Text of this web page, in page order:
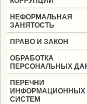
НЕФОРМАЛЬНАЯ
ЗАНЯТОСТЬ
ПРАВО И ЗАКОН
ОБРАБОТКА
ПЕРСОНАЛЬНЫХ
ПЕРЕЧНИ
ИНФОРМАЦИОННЫХ
СИСТЕМ